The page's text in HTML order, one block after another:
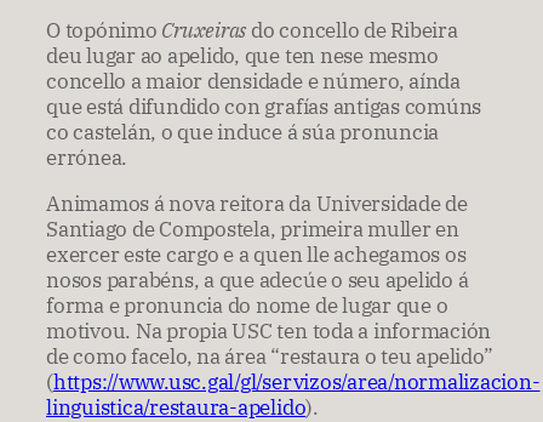
O topónimo Cruxeiras do concello de Ribeira
deu lugar ao apelido, que ten nese mesmo
concello a maior densidade e número, aínda
que está difundido con grafías antigas comúns
co castelán, o que induce á súa pronuncia
errónea.
Animamos á nova reitora da Universidade de
Santiago de Compostela, primeira muller en
exercer este cargo e a quen lle achegamos os
nosos parabéns, a que adecúe o seu apelido á
forma e pronuncia do nome de lugar que o
motivou. Na propia USC ten toda a información
de como facelo, na área “restaura o teu apelido”
(https://www.usc.gal/gl/servizos/area/normalizacion-
linguistica/restaura-apelido).